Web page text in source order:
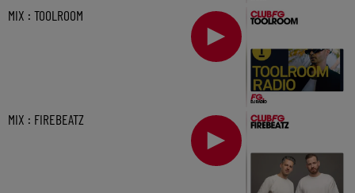
MIX : TOOLROOM
MIX : FIREBEATZ